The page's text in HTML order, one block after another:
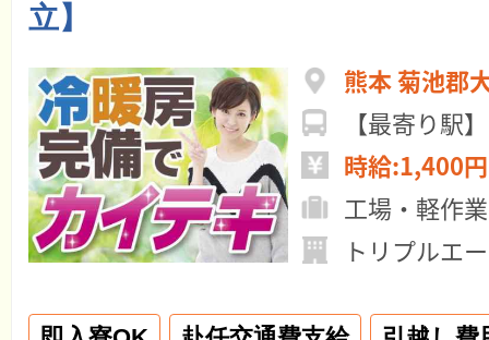
立】
熊本 菊池郡
時給:1,400
工場・軽作業
トリプルエ